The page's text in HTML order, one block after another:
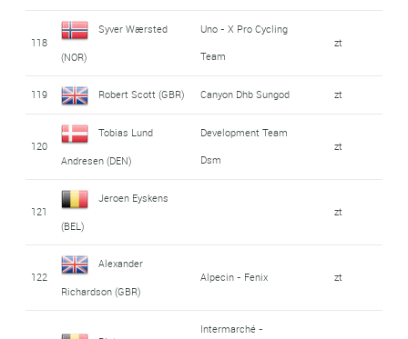
118
Syver Wærsted
(NOR)
Uno - X Pro Cycling
Team
zt
119 Robert Scott (GBR) Canyon Dhb Sungod zt
120
Tobias Lund
Andresen (DEN)
Development Team
Dsm
zt
121
Jeroen Eyskens
(BEL)
zt
122
Alexander
Richardson (GBR)
Alpecin - Fenix zt
Intermarché -